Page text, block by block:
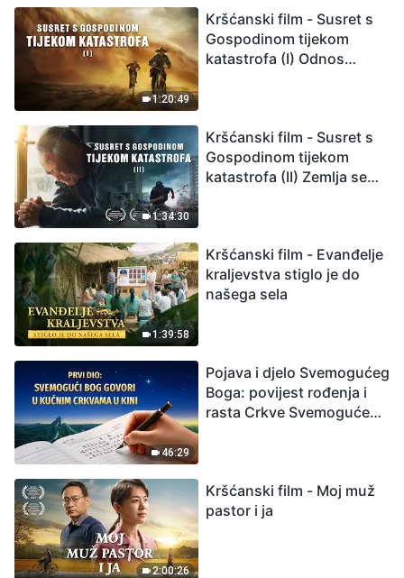
1:20:49
Kršćanski film - Susret s
Gospodinom tijekom
katastrofa (I) Odnos
1:34:30
Kršćanski film - Susret s
Gospodinom tijekom
katastrofa (II) Zemlja se
1:39:58
Kršćanski film - Evanđelje
kraljevstva stiglo je do
našega sela
46:29
Pojava i djelo Svemogućeg
Boga: povijest rođenja i
rasta Crkve Svemogućeg
2:00:26
Kršćanski film - Moj muž
pastor i ja